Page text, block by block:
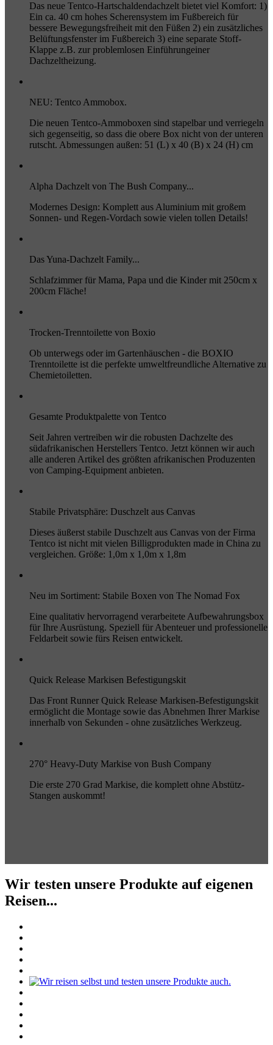
Das neue Tentco-Hartschaldendachzelt bietet viel Komfort: 1)
Ein ca. 40 cm hohes Scherensystem im Fußbereich für
bessere Bewegungsfreiheit mit den Füßen 2) ein zusätzliches
Belüftungsfenster im Fußbereich 3) eine separate Stoff-
Klappe z.B. zur problemlosen Einführungeiner
Dachzeltheizung.
NEU: Tentco Ammobox.
Die neuen Tentco-Ammoboxen sind stapelbar und verriegeln
sich gegenseitig, so dass die obere Box nicht von der unteren
rutscht. Abmessungen außen: 51 (L) x 40 (B) x 24 (H) cm
Alpha Dachzelt von The Bush Company...
Modernes Design: Komplett aus Aluminium mit großem
Sonnen- und Regen-Vordach sowie vielen tollen Details!
Das Yuna-Dachzelt Family...
Schlafzimmer für Mama, Papa und die Kinder mit 250cm x
200cm Fläche!
Trocken-Trenntoilette von Boxio
Ob unterwegs oder im Gartenhäuschen - die BOXIO
Trenntoilette ist die perfekte umweltfreundliche Alternative zu
Chemietoiletten.
Gesamte Produktpalette von Tentco
Seit Jahren vertreiben wir die robusten Dachzelte des
südafrikanischen Herstellers Tentco. Jetzt können wir auch
alle anderen Artikel des größten afrikanischen Produzenten
von Camping-Equipment anbieten.
Stabile Privatsphäre: Duschzelt aus Canvas
Dieses äußerst stabile Duschzelt aus Canvas von der Firma
Tentco ist nicht mit vielen Billigprodukten made in China zu
vergleichen. Größe: 1,0m x 1,0m x 1,8m
Neu im Sortiment: Stabile Boxen von The Nomad Fox
Eine qualitativ hervorragend verarbeitete Aufbewahrungsbox
für Ihre Ausrüstung. Speziell für Abenteuer und professionelle
Feldarbeit sowie fürs Reisen entwickelt.
Quick Release Markisen Befestigungskit
Das Front Runner Quick Release Markisen-Befestigungskit
ermöglicht die Montage sowie das Abnehmen Ihrer Markise
innerhalb von Sekunden - ohne zusätzliches Werkzeug.
270° Heavy-Duty Markise von Bush Company
Die erste 270 Grad Markise, die komplett ohne Abstütz-
Stangen auskommt!
Wir testen unsere Produkte auf eigenen
Reisen...